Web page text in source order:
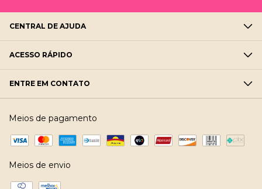
CENTRAL DE AJUDA
ACESSO RÁPIDO
ENTRE EM CONTATO
Meios de pagamento
Meios de envio